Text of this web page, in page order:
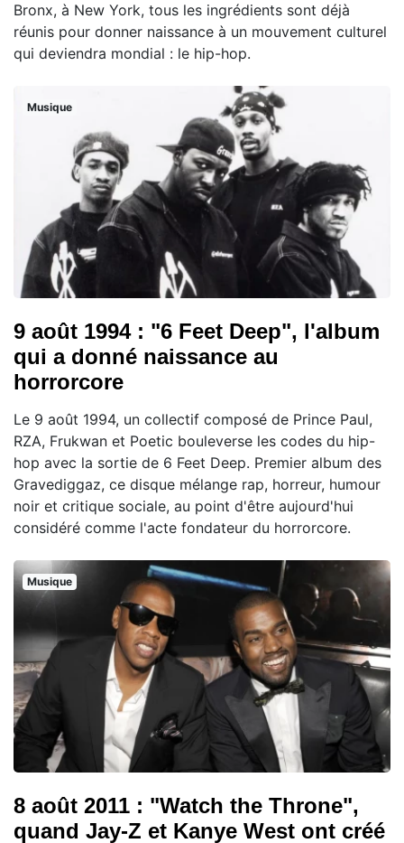
Bronx, à New York, tous les ingrédients sont déjà
réunis pour donner naissance à un mouvement culturel
qui deviendra mondial : le hip-hop.
Musique
9 août 1994 : "6 Feet Deep", l'album
qui a donné naissance au
horrorcore
Le 9 août 1994, un collectif composé de Prince Paul,
RZA, Frukwan et Poetic bouleverse les codes du hip-
hop avec la sortie de 6 Feet Deep. Premier album des
Gravediggaz, ce disque mélange rap, horreur, humour
noir et critique sociale, au point d'être aujourd'hui
considéré comme l'acte fondateur du horrorcore.
Musique
8 août 2011 : "Watch the Throne",
quand Jay-Z et Kanye West ont créé